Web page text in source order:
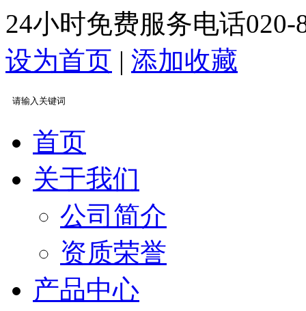
24小时免费服务电话020-
设为首页 | 添加收藏
首页
关于我们
公司简介
资质荣誉
产品中心